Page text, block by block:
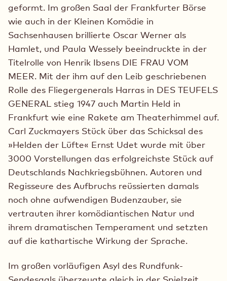
geformt. Im großen Saal der Frankfurter Börse
wie auch in der Kleinen Komödie in
Sachsenhausen brillierte Oscar Werner als
Hamlet, und Paula Wessely beeindruckte in der
Titelrolle von Henrik Ibsens DIE FRAU VOM
MEER. Mit der ihm auf den Leib geschriebenen
Rolle des Fliegergenerals Harras in DES TEUFELS
GENERAL stieg 1947 auch Martin Held in
Frankfurt wie eine Rakete am Theaterhimmel auf.
Carl Zuckmayers Stück über das Schicksal des
»Helden der Lüfte« Ernst Udet wurde mit über
3000 Vorstellungen das erfolgreichste Stück auf
Deutschlands Nachkriegsbühnen. Autoren und
Regisseure des Aufbruchs reüssierten damals
noch ohne aufwendigen Budenzauber, sie
vertrauten ihrer komödiantischen Natur und
ihrem dramatischen Temperament und setzten
auf die kathartische Wirkung der Sprache.
Im großen vorläufigen Asyl des Rundfunk-